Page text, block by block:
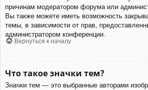
причинам модератором форума или
Вы также можете иметь возможность
темы, в зависимости от прав,
администратором конференции.
Вернуться к началу
Что такое значки тем?
Значки тем — это выбранные авторами